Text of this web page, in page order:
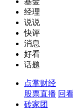
经理
说说
快评
消息
好看
话题
点掌财经
股票直播 回
砖家团